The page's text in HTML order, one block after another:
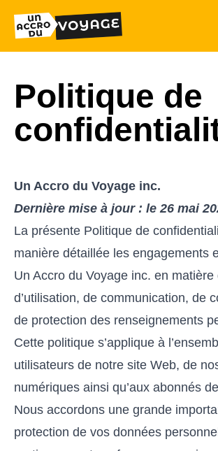
Politique de
Un Accro du Voyage inc.
Dernière mise à jour : le 26 mai
La présente Politique de
manière détaillée les engagements
Un Accro du Voyage inc. en matière
d’utilisation, de communication, de
de protection des renseignements
Cette politique s’applique à
utilisateurs de notre site Web, de
numériques ainsi qu’aux abonnés
Nous accordons une grande
protection de vos données